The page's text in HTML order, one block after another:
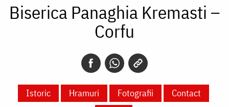
Biserica Panaghia Kremasti –
Corfu
Istoric Hramuri Fotografii
Contact